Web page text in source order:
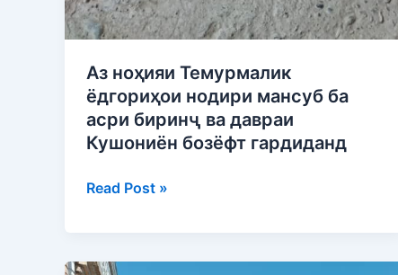
Аз ноҳияи Темурмалик
ёдгориҳои нодири мансуб ба
асри биринҷ ва давраи
Кушониён бозёфт гардиданд
Read Post »